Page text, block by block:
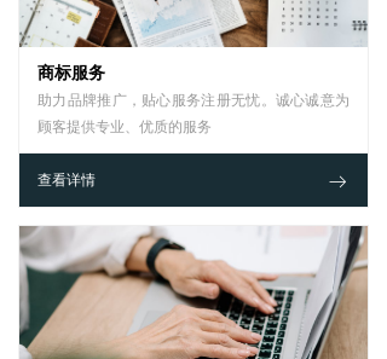
商标服务
助力品牌推广，贴心服务注册无忧。诚心诚意为
顾客提供专业、优质的服务
ꁹ
查看详情